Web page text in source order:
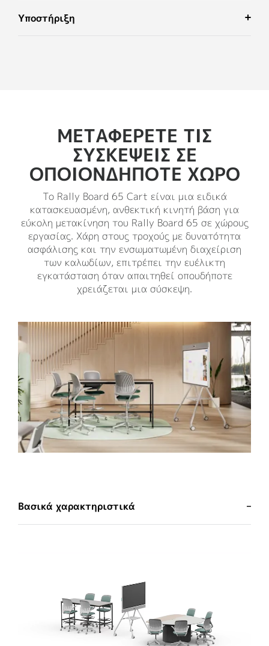
Υποστήριξη
ΜΕΤΑΦΈΡΕΤΕ ΤΙΣ
ΣΥΣΚΈΨΕΙΣ ΣΕ
ΟΠΟΙΟΝΔΉΠΟΤΕ ΧΏΡΟ
Το Rally Board 65 Cart είναι μια ειδικά
κατασκευασμένη, ανθεκτική κινητή βάση για
εύκολη μετακίνηση του Rally Board 65 σε χώρους
εργασίας. Χάρη στους τροχούς με δυνατότητα
ασφάλισης και την ενσωματωμένη διαχείριση
των καλωδίων, επιτρέπει την ευέλικτη
εγκατάσταση όταν απαιτηθεί οπουδήποτε
χρειάζεται μια σύσκεψη.
Βασικά χαρακτηριστικά